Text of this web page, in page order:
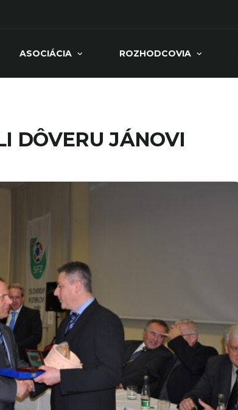
ASOCIÁCIA ROZHODCOVIA
DÔVERU JÁNOVI